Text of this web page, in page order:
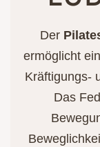
Der
ermöglicht
Kräftigungs-
Das